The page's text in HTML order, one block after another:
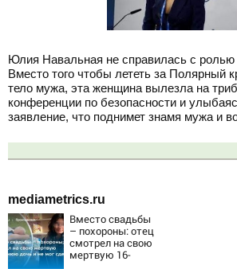
Юлия Навальная не справилась с ролью
Вместо того чтобы лететь за Полярный
тело мужа, эта женщина вылезла на
конференции по безопасности и
заявление, что поднимет знамя мужа и
mediametrics.ru
Вместо свадьбы
– похороны: отец
смотрел на свою
мертвую 16-